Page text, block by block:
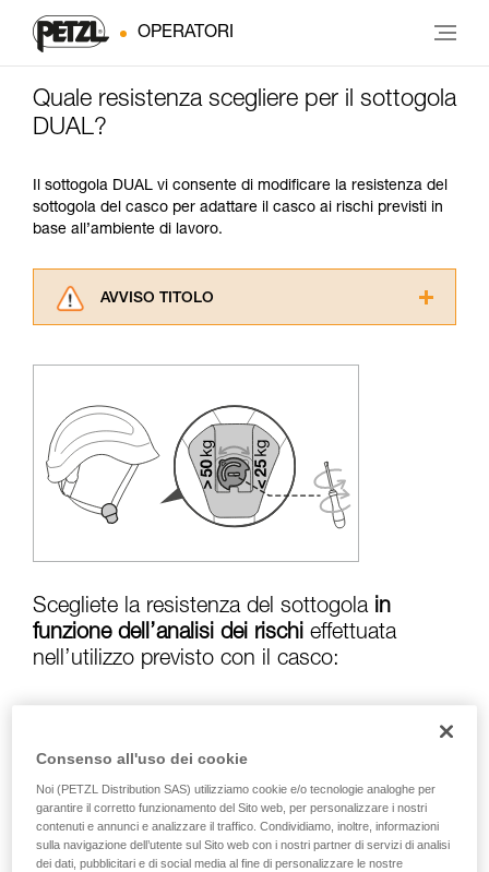
OPERATORI
Quale resistenza scegliere per il sottogola
DUAL?
Il sottogola DUAL vi consente di modificare la resistenza del
sottogola del casco per adattare il casco ai rischi previsti in
base all’ambiente di lavoro.
AVVISO TITOLO
informazioni dell’istruzione tecnica per poter
capire queste ulteriori informazioni.
La padronanza di queste tecniche richiede una
formazione ed un addestramento specifico.
Verificate con un professionista la vostra
capacità di rifare la manovra, da soli, in piena
vengono qui descritte.
Scegliete la resistenza del sottogola in
funzione dell’analisi dei rischi effettuata
nell’utilizzo previsto con il casco:
Rischio di perdita in caso di caduta:
50 kg
Consenso all'uso dei cookie
Noi (PETZL Distribution SAS) utilizziamo cookie e/o tecnologie analoghe per
garantire il corretto funzionamento del Sito web, per personalizzare i nostri
contenuti e annunci e analizzare il traffico. Condividiamo, inoltre, informazioni
sulla navigazione dell’utente sul Sito web con i nostri partner di servizi di analisi
dei dati, pubblicitari e di social media al fine di personalizzare le nostre